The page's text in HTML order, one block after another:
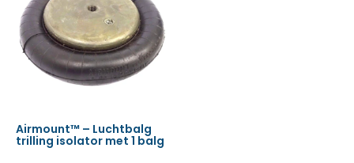
Airmount™ – Luchtbalg
trilling isolator met 1 balg